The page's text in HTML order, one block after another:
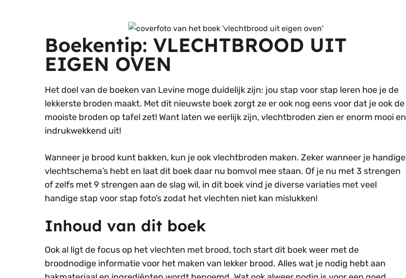
Boekentip: VLECHTBROOD UIT
EIGEN OVEN
Het doel van de boeken van Levine moge duidelijk zijn: jou stap voor stap leren hoe je de
lekkerste broden maakt. Met dit nieuwste boek zorgt ze er ook nog eens voor dat je ook de
mooiste broden op tafel zet! Want laten we eerlijk zijn, vlechtbroden zien er enorm mooi en
indrukwekkend uit!
Wanneer je brood kunt bakken, kun je ook vlechtbroden maken. Zeker wanneer je handige
vlechtschema’s hebt en laat dit boek daar nu bomvol mee staan. Of je nu met 3 strengen
of zelfs met 9 strengen aan de slag wil, in dit boek vind je diverse variaties met veel
handige stap voor stap foto’s zodat het vlechten niet kan mislukken!
Inhoud van dit boek
Ook al ligt de focus op het vlechten met brood, toch start dit boek weer met de
broodnodige informatie voor het maken van lekker brood. Alles wat je nodig hebt aan